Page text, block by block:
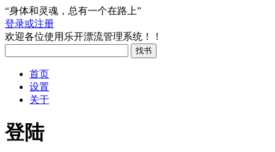
“身体和灵魂，总有一个在路上”
登录或注册
欢迎各位使用乐开漂流管理系统！！
首页
设置
关于
登陆